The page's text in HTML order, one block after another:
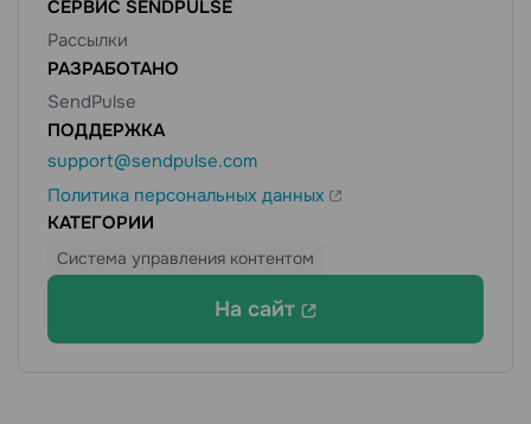
СЕРВИС SENDPULSE
Рассылки
РАЗРАБОТАНО
SendPulse
ПОДДЕРЖКА
support@sendpulse.com
Политика персональных данных
КАТЕГОРИИ
Система управления контентом
На сайт